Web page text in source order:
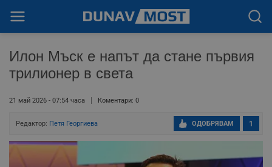
Илон Мъск е напът да стане първия
трилионер в света
21 май 2026 - 07:54 часа Коментари: 0
Редактор: Петя Георгиева 1
ОДОБРЯВАМ